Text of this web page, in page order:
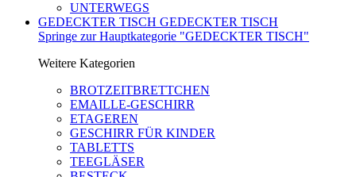
UNTERWEGS
GEDECKTER TISCH GEDECKTER TISCH
Springe zur Hauptkategorie "GEDECKTER TISCH"
Weitere Kategorien
BROTZEITBRETTCHEN
EMAILLE-GESCHIRR
ETAGEREN
GESCHIRR FÜR KINDER
TABLETTS
TEEGLÄSER